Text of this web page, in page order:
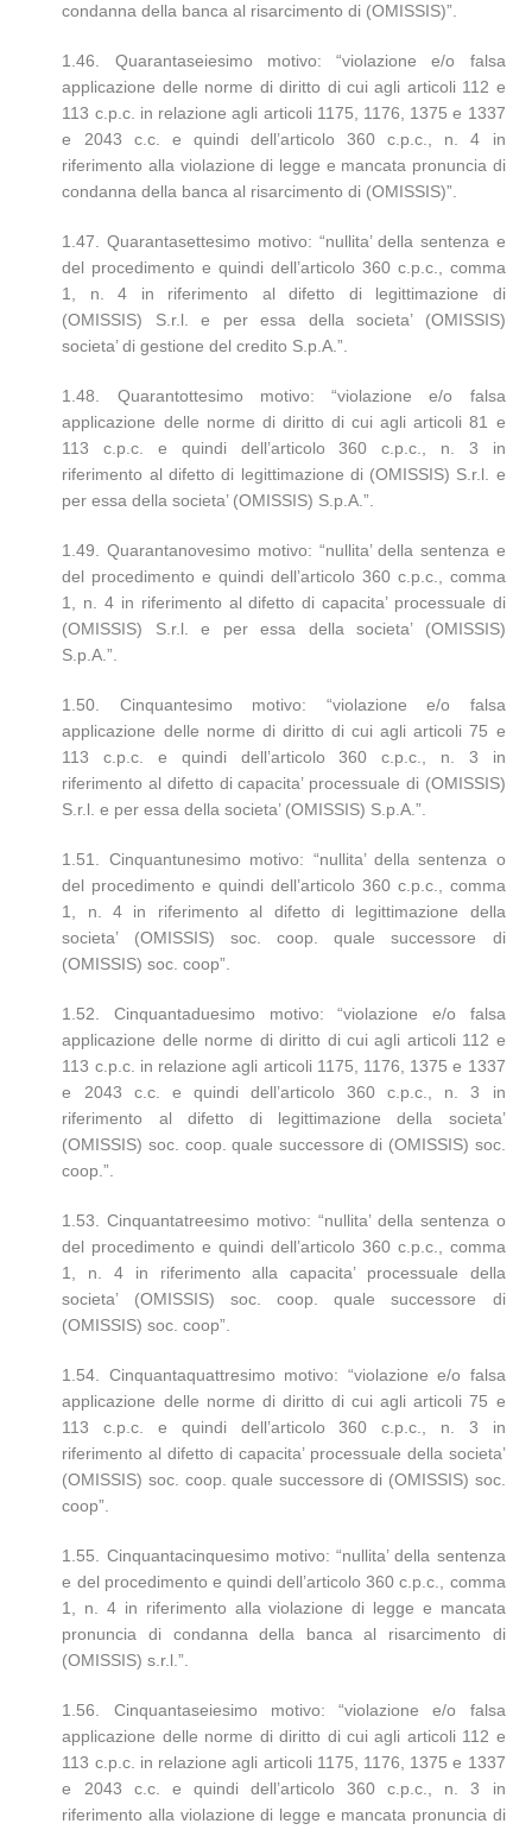
condanna della banca al risarcimento di (OMISSIS)”.
1.46. Quarantaseiesimo motivo: “violazione e/o falsa
applicazione delle norme di diritto di cui agli articoli 112 e
113 c.p.c. in relazione agli articoli 1175, 1176, 1375 e 1337
e 2043 c.c. e quindi dell’articolo 360 c.p.c., n. 4 in
riferimento alla violazione di legge e mancata pronuncia di
condanna della banca al risarcimento di (OMISSIS)”.
1.47. Quarantasettesimo motivo: “nullita’ della sentenza e
del procedimento e quindi dell’articolo 360 c.p.c., comma
1, n. 4 in riferimento al difetto di legittimazione di
(OMISSIS) S.r.l. e per essa della societa’ (OMISSIS)
societa’ di gestione del credito S.p.A.”.
1.48. Quarantottesimo motivo: “violazione e/o falsa
applicazione delle norme di diritto di cui agli articoli 81 e
113 c.p.c. e quindi dell’articolo 360 c.p.c., n. 3 in
riferimento al difetto di legittimazione di (OMISSIS) S.r.l. e
per essa della societa’ (OMISSIS) S.p.A.”.
1.49. Quarantanovesimo motivo: “nullita’ della sentenza e
del procedimento e quindi dell’articolo 360 c.p.c., comma
1, n. 4 in riferimento al difetto di capacita’ processuale di
(OMISSIS) S.r.l. e per essa della societa’ (OMISSIS)
S.p.A.”.
1.50. Cinquantesimo motivo: “violazione e/o falsa
applicazione delle norme di diritto di cui agli articoli 75 e
113 c.p.c. e quindi dell’articolo 360 c.p.c., n. 3 in
riferimento al difetto di capacita’ processuale di (OMISSIS)
S.r.l. e per essa della societa’ (OMISSIS) S.p.A.”.
1.51. Cinquantunesimo motivo: “nullita’ della sentenza o
del procedimento e quindi dell’articolo 360 c.p.c., comma
1, n. 4 in riferimento al difetto di legittimazione della
societa’ (OMISSIS) soc. coop. quale successore di
(OMISSIS) soc. coop”.
1.52. Cinquantaduesimo motivo: “violazione e/o falsa
applicazione delle norme di diritto di cui agli articoli 112 e
113 c.p.c. in relazione agli articoli 1175, 1176, 1375 e 1337
e 2043 c.c. e quindi dell’articolo 360 c.p.c., n. 3 in
riferimento al difetto di legittimazione della societa’
(OMISSIS) soc. coop. quale successore di (OMISSIS) soc.
coop.”.
1.53. Cinquantatreesimo motivo: “nullita’ della sentenza o
del procedimento e quindi dell’articolo 360 c.p.c., comma
1, n. 4 in riferimento alla capacita’ processuale della
societa’ (OMISSIS) soc. coop. quale successore di
(OMISSIS) soc. coop”.
1.54. Cinquantaquattresimo motivo: “violazione e/o falsa
applicazione delle norme di diritto di cui agli articoli 75 e
113 c.p.c. e quindi dell’articolo 360 c.p.c., n. 3 in
riferimento al difetto di capacita’ processuale della societa’
(OMISSIS) soc. coop. quale successore di (OMISSIS) soc.
coop”.
1.55. Cinquantacinquesimo motivo: “nullita’ della sentenza
e del procedimento e quindi dell’articolo 360 c.p.c., comma
1, n. 4 in riferimento alla violazione di legge e mancata
pronuncia di condanna della banca al risarcimento di
(OMISSIS) s.r.l.”.
1.56. Cinquantaseiesimo motivo: “violazione e/o falsa
applicazione delle norme di diritto di cui agli articoli 112 e
113 c.p.c. in relazione agli articoli 1175, 1176, 1375 e 1337
e 2043 c.c. e quindi dell’articolo 360 c.p.c., n. 3 in
riferimento alla violazione di legge e mancata pronuncia di